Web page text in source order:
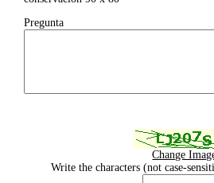
Pregunta
Change
Write the characters (not case-